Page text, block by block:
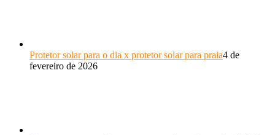
Protetor solar para o dia x protetor solar para praia4 de
fevereiro de 2026